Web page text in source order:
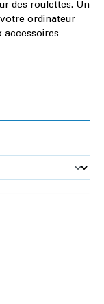
des roulettes. Un
ordinateur
accessoires